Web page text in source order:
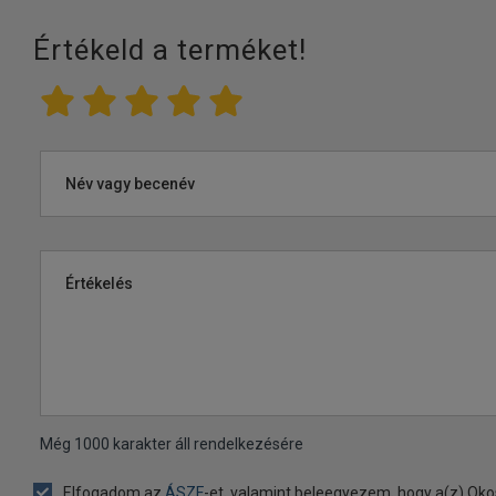
Értékeld a terméket!
Név vagy becenév
Értékelés
Még 1000 karakter áll rendelkezésére